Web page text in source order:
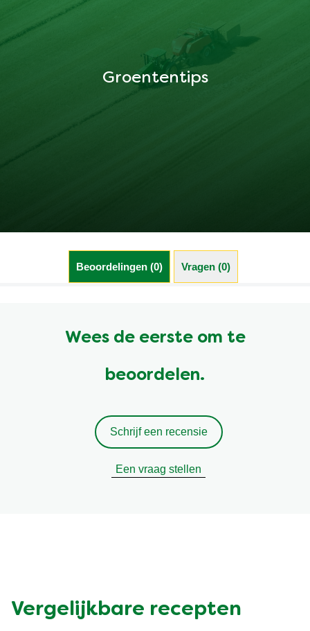
Groententips
Beoordelingen (0) Vragen (0)
Wees de eerste om te
beoordelen.
Schrijf een recensie
Een vraag stellen
Vergelijkbare recepten